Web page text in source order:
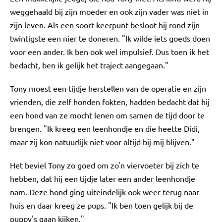
weggehaald bij zijn moeder en ook zijn vader was niet in
zijn leven. Als een soort keerpunt besloot hij rond zijn
twintigste een nier te doneren. "Ik wilde iets goeds doen
voor een ander. Ik ben ook wel impulsief. Dus toen ik het
bedacht, ben ik gelijk het traject aangegaan."
Tony moest een tijdje herstellen van de operatie en zijn
vrienden, die zelf honden fokten, hadden bedacht dat hij
een hond van ze mocht lenen om samen de tijd door te
brengen. "Ik kreeg een leenhondje en die heette Didi,
maar zij kon natuurlijk niet voor altijd bij mij blijven."
Het beviel Tony zo goed om zo'n viervoeter bij zich te
hebben, dat hij een tijdje later een ander leenhondje
nam. Deze hond ging uiteindelijk ook weer terug naar
huis en daar kreeg ze pups. "Ik ben toen gelijk bij de
puppy's gaan kijken."